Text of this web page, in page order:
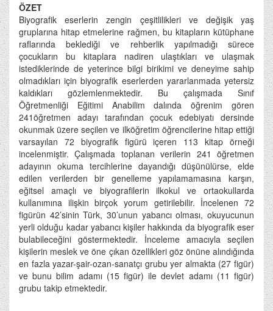
ÖZET
Biyografik eserlerin zengin çeşitlilikleri ve değişik yaş
gruplarına hitap etmelerine rağmen, bu kitapların kütüphane
raflarında beklediği ve rehberlik yapılmadığı sürece
çocukların bu kitaplara nadiren ulaştıkları ve ulaşmak
istediklerinde de yeterince bilgi birikimi ve deneyime sahip
olmadıkları için biyografik eserlerden yararlanmada yetersiz
kaldıkları gözlemlenmektedir. Bu çalışmada Sınıf
Öğretmenliği Eğitimi Anabilim dalında öğrenim gören
241öğretmen adayı tarafından çocuk edebiyatı dersinde
okunmak üzere seçilen ve ilköğretim öğrencilerine hitap ettiği
varsayılan 72 biyografik figürü içeren 113 kitap örneği
incelenmiştir. Çalışmada toplanan verilerin 241 öğretmen
adayının okuma tercihlerine dayandığı düşünülürse, elde
edilen verilerden bir genelleme yapılamamasına karşın,
eğitsel amaçlı ve biyografilerin ilkokul ve ortaokullarda
kullanımına ilişkin birçok yorum getirilebilir. İncelenen 72
figürün 42’sinin Türk, 30’unun yabancı olması, okuyucunun
yerli olduğu kadar yabancı kişiler hakkında da biyografik eser
bulabileceğini göstermektedir. İnceleme amacıyla seçilen
kişilerin meslek ve öne çıkan özellikleri göz önüne alındığında
en fazla yazar-şair-ozan-sanatçı grubu yer almakta (27 figür)
ve bunu bilim adamı (15 figür) ile devlet adamı (11 figür)
grubu takip etmektedir.